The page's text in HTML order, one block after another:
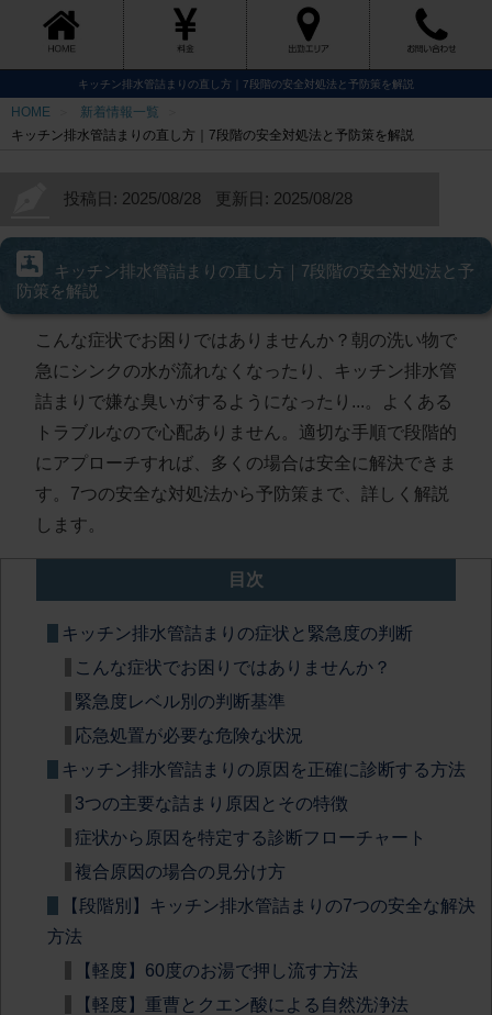
キッチン排水管詰まりの直し方｜7段階の安全対処法と予防策を解説
HOME
新着情報一覧
キッチン排水管詰まりの直し方｜7段階の安全対処法と予防策を解説
投稿日: 2025/08/28 更新日: 2025/08/28
キッチン排水管詰まりの直し方｜7段階の安全対処法と予
防策を解説
こんな症状でお困りではありませんか？朝の洗い物で
急にシンクの水が流れなくなったり、キッチン排水管
詰まりで嫌な臭いがするようになったり...。よくある
トラブルなので心配ありません。適切な手順で段階的
にアプローチすれば、多くの場合は安全に解決できま
す。7つの安全な対処法から予防策まで、詳しく解説
します。
目次
キッチン排水管詰まりの症状と緊急度の判断
こんな症状でお困りではありませんか？
緊急度レベル別の判断基準
応急処置が必要な危険な状況
キッチン排水管詰まりの原因を正確に診断する方法
3つの主要な詰まり原因とその特徴
症状から原因を特定する診断フローチャート
複合原因の場合の見分け方
【段階別】キッチン排水管詰まりの7つの安全な解決
方法
【軽度】60度のお湯で押し流す方法
【軽度】重曹とクエン酸による自然洗浄法